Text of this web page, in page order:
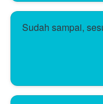
Sudah sampai,